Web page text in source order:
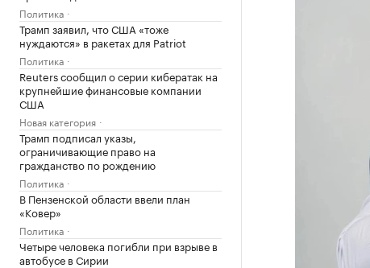
Политика
Трамп заявил, что США «тоже
нуждаются» в ракетах для Patriot
Политика
Reuters сообщил о серии кибератак на
крупнейшие финансовые компании
США
Новая категория
Трамп подписал указы,
ограничивающие право на
гражданство по рождению
Политика
В Пензенской области ввели план
«Ковер»
Политика
Четыре человека погибли при взрыве в
автобусе в Сирии